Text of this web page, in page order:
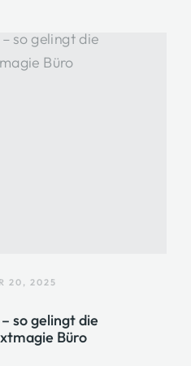
20, 2025
so gelingt die
Büro